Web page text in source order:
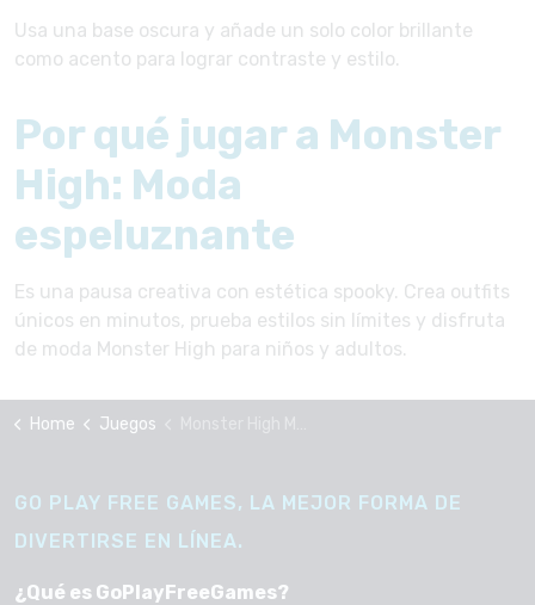
Usa una base oscura y añade un solo color brillante
como acento para lograr contraste y estilo.
Por qué jugar a Monster
High: Moda
espeluznante
Es una pausa creativa con estética spooky. Crea outfits
únicos en minutos, prueba estilos sin límites y disfruta
de moda Monster High para niños y adultos.
Home Juegos
GO PLAY FREE GAMES, LA MEJOR FORMA DE
DIVERTIRSE EN LÍNEA.
¿Qué es GoPlayFreeGames?